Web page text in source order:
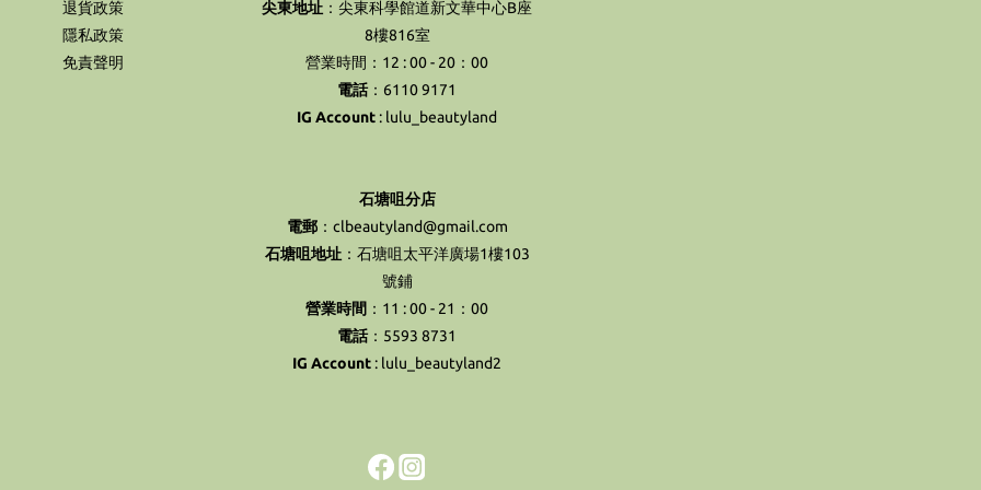
退貨政策
隱私政策
免責聲明
尖東地址 ：尖東科學館道新文華中心B座
8樓816室
營業時間：12 : 00 - 20：00
電話：6110 9171
IG Account : lulu_beautyland
石塘咀分店
電郵：clbeautyland@gmail.com
石塘咀地址：石塘咀太平洋廣場1樓103
號鋪
營業時間 ：11 : 00 - 21：00
電話：5593 8731
IG Account : lulu_beautyland2